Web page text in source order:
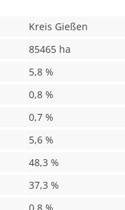
Kreis Gießen
85465 ha
5,8 %
0,8 %
0,7 %
5,6 %
48,3 %
37,3 %